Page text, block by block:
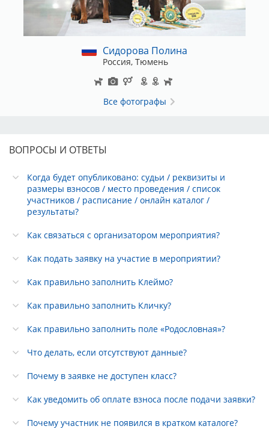
Сидорова Полина
Россия, Тюмень
Все фотографы
ВОПРОСЫ И ОТВЕТЫ
Когда будет опубликовано: судьи / реквизиты и
размеры взносов / место проведения / список
участников / расписание / онлайн каталог /
результаты?
Как связаться с организатором мероприятия?
Как подать заявку на участие в мероприятии?
Как правильно заполнить Клеймо?
Как правильно заполнить Кличку?
Как правильно заполнить поле «Родословная»?
Что делать, если отсутствуют данные?
Почему в заявке не доступен класс?
Как уведомить об оплате взноса после подачи заявки?
Почему участник не появился в кратком каталоге?